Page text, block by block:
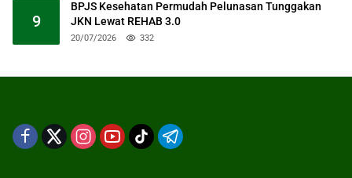
9
BPJS Kesehatan Permudah Pelunasan Tunggakan
JKN Lewat REHAB 3.0
20/07/2026 332